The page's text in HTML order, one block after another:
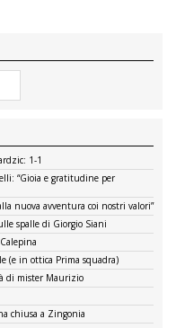
1-1
“Gioia e gratitudine per
nuova avventura coi nostri valori”
spalle di Giorgio Siani
(e in ottica Prima squadra)
di mister Maurizio
chiusa a Zingonia